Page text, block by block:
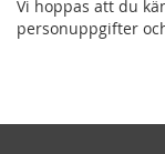
Vi hoppas att du
personuppgifter